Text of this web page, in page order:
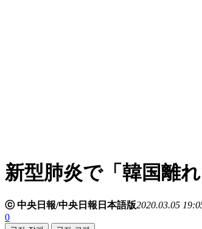
新型肺炎で「韓国離
ⓒ 中央日報/中央日報日本語版2020.03.05
0